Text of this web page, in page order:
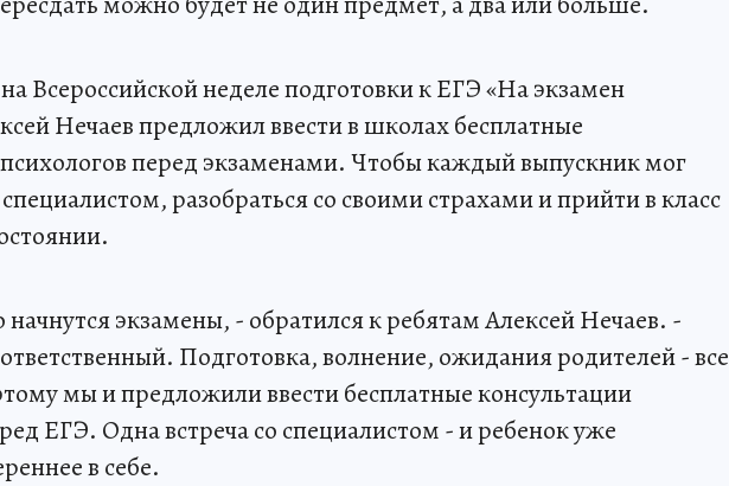
Всероссийской неделе подготовки к ЕГЭ «На экзамен
Нечаев предложил ввести в школах бесплатные
перед экзаменами. Чтобы каждый выпускник мог
разобраться со своими страхами и прийти в класс
начнутся экзамены, - обратился к ребятам Алексей Нечаев. -
Подготовка, волнение, ожидания родителей - все
мы и предложили ввести бесплатные консультации
ЕГЭ. Одна встреча со специалистом - и ребенок уже
в себе.